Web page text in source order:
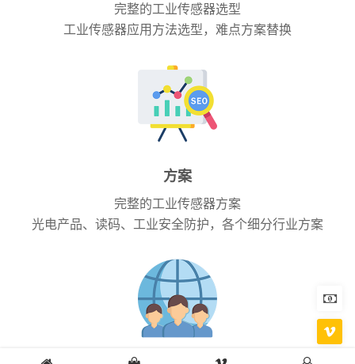
完整的工业传感器选型
工业传感器应用方法选型，难点方案替换
方案
完整的工业传感器方案
光电产品、读码、工业安全防护，各个细分行业方案